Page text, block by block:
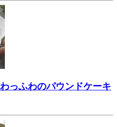
っふわのパウンドケーキ